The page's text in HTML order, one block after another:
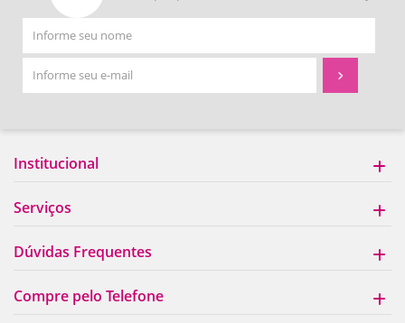
Institucional
Serviços
Dúvidas Frequentes
Compre pelo Telefone